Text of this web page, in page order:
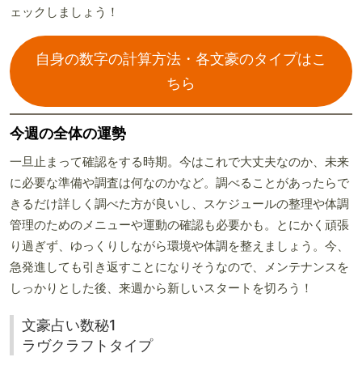
ェックしましょう！
自身の数字の計算方法・各文豪のタイプはこ
ちら
今週の全体の運勢
一旦止まって確認をする時期。今はこれで大丈夫なのか、未来
に必要な準備や調査は何なのかなど。調べることがあったらで
きるだけ詳しく調べた方が良いし、スケジュールの整理や体調
管理のためのメニューや運動の確認も必要かも。とにかく頑張
り過ぎず、ゆっくりしながら環境や体調を整えましょう。今、
急発進しても引き返すことになりそうなので、メンテナンスを
しっかりとした後、来週から新しいスタートを切ろう！
文豪占い数秘1
ラヴクラフトタイプ